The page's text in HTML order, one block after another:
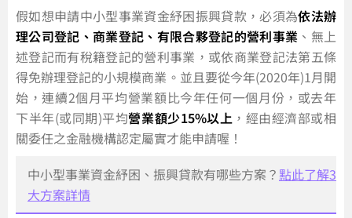
假如想申請中小型事業資金紓困振興貸款，必須為依法辦
理公司登記、商業登記、有限合夥登記的營利事業 、無上
述登記而有稅籍登記的營利事業，或依商業登記法第五條
得免辦理登記的小規模商業。並且要從今年(2020年)1月開
始，連續2個月平均營業額比今年任何一個月份，或去年
下半年(或同期)平均營業額少15%以上 ，經由經濟部或相
關委任之金融機構認定屬實才能申請喔！
中小型事業資金紓困、振興貸款有哪些方案？ 點此了解3
大方案詳情